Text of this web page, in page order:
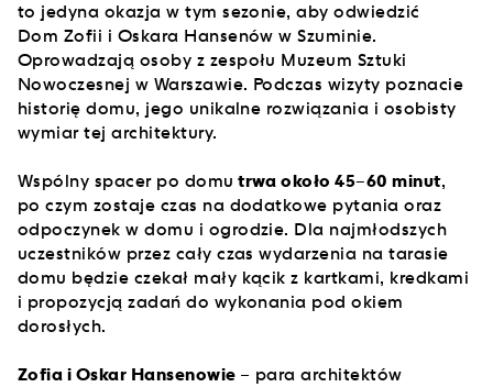
to jedyna okazja w tym sezonie, aby odwiedzić
Dom Zofii i Oskara Hansenów w Szuminie.
Oprowadzają osoby z zespołu Muzeum Sztuki
Nowoczesnej w Warszawie. Podczas wizyty poznacie
historię domu, jego unikalne rozwiązania i osobisty
wymiar tej architektury.
Wspólny spacer po domu trwa około 45–60 minut,
po czym zostaje czas na dodatkowe pytania oraz
odpoczynek w domu i ogrodzie. Dla najmłodszych
uczestników przez cały czas wydarzenia na tarasie
domu będzie czekał mały kącik z kartkami, kredkami
i propozycją zadań do wykonania pod okiem
dorosłych.
Zofia i Oskar Hansenowie – para architektów